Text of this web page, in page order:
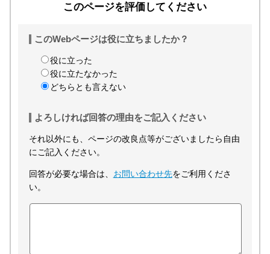
このページを評価してください
このWebページは役に立ちましたか？
役に立った
役に立たなかった
どちらとも言えない
よろしければ回答の理由をご記入ください
それ以外にも、ページの改良点等がございましたら自由
にご記入ください。
回答が必要な場合は、 お問い合わせ先をご利用くださ
い。